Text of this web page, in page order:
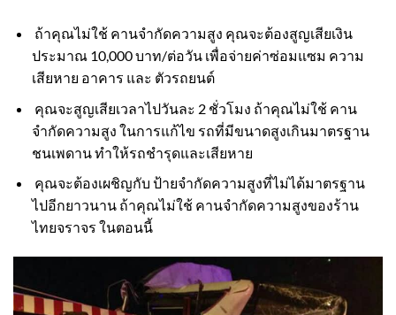
ถ้าคุณไม่ใช้ คานจำกัดความสูง คุณจะต้องสูญเสียเงิน
ประมาณ 10,000 บาท/ต่อวัน เพื่อจ่ายค่าซ่อมแซม ความ
เสียหาย อาคาร และ ตัวรถยนต์
คุณจะสูญเสียเวลาไปวันละ 2 ชั่วโมง ถ้าคุณไม่ใช้ คาน
จำกัดความสูง ในการแก้ไข รถที่มีขนาดสูงเกินมาตรฐาน
ชนเพดาน ทำให้รถชำรุดและเสียหาย
คุณจะต้องเผชิญกับ ป้ายจำกัดความสูงที่ไม่ได้มาตรฐาน
ไปอีกยาวนาน ถ้าคุณไม่ใช้ คานจำกัดความสูงของร้าน
ไทยจราจร ในตอนนี้